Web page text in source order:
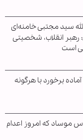
سید مجتبی خامنه‌ای
انقلاب، شخصیتی
است
برخورد با هرگونه
موساد که امروز اعدام